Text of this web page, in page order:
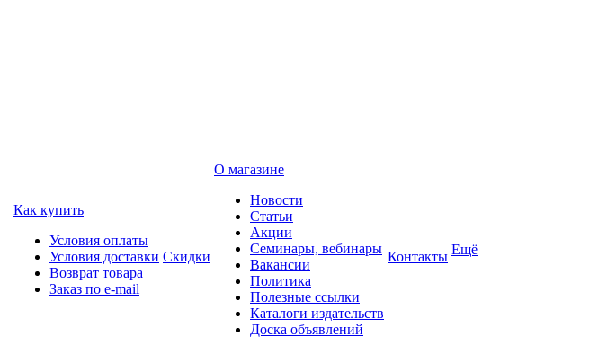
Как купить
Условия оплаты
Условия доставки
Возврат товара
Заказ по e-mail
Скидки
О магазине
Новости
Статьи
Акции
Семинары, вебинары
Вакансии
Политика
Полезные ссылки
Каталоги издательств
Доска объявлений
Контакты Ещё